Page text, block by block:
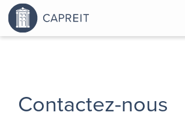
Contactez-nous